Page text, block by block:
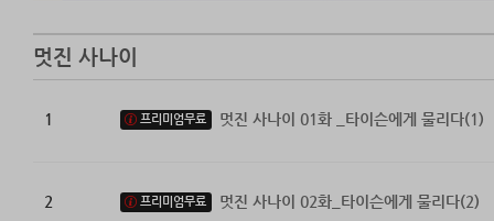
멋진 사나이
1 프리미엄무료 멋진 사나이 01화 _타이슨에게 물리다(1)
2 프리미엄무료 멋진 사나이 02화_타이슨에게 물리다(2)